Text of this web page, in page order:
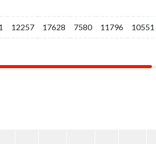
12257 17628 7580 11796 10551
12257 17628 7580 11796 10551